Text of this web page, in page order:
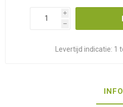
i
h
Levertijd indicatie: 1
INFO